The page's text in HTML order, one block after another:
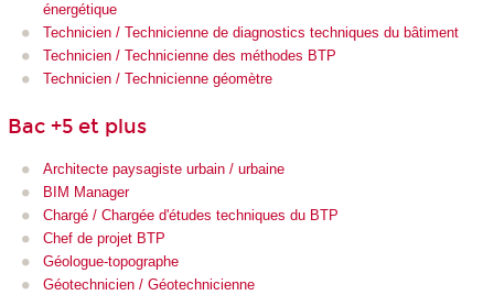
énergétique
Technicien / Technicienne de diagnostics techniques du bâtiment
Technicien / Technicienne des méthodes BTP
Technicien / Technicienne géomètre
Bac +5 et plus
Architecte paysagiste urbain / urbaine
BIM Manager
Chargé / Chargée d'études techniques du BTP
Chef de projet BTP
Géologue-topographe
Géotechnicien / Géotechnicienne